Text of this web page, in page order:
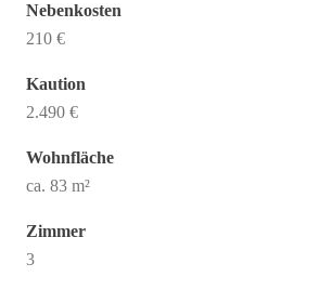
Nebenkosten
210 €
Kaution
2.490 €
Wohnfläche
ca. 83 m²
Zimmer
3